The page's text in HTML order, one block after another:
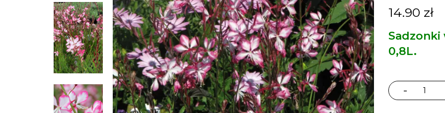
14.90 zł
0,8L.
-
ilość